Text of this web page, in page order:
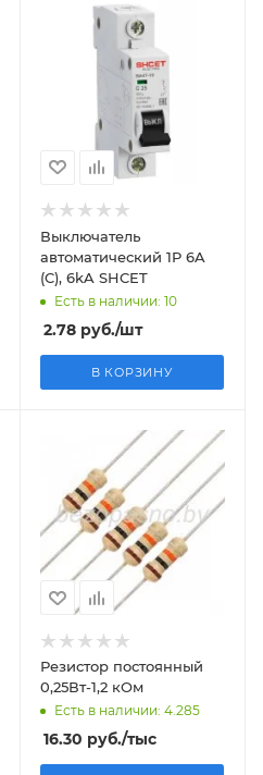
Выключатель
автоматический 1P 6A
(C), 6kA SHCET
Есть в наличии: 10
2.78руб./шт
В КОРЗИНУ
Резистор постоянный
0,25Вт-1,2 кОм
Есть в наличии: 4.285
16.30 руб./тыс